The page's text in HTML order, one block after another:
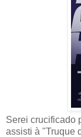
Serei crucificado
assisti à "Truque